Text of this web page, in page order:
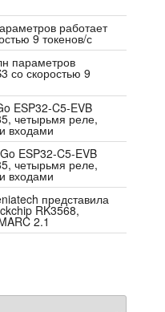
работает
9 токенов/с
параметров
со скоростью 9
ESP32-C5-EVB
четырьмя реле,
входами
ESP32-C5-EVB
четырьмя реле,
входами
представила
RK3568,
2.1